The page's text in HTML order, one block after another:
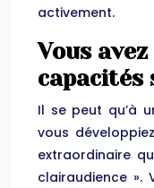
activement.
Vous
capacités
Il se peut qu’à
vous
extraordinaire
clairaudience ».